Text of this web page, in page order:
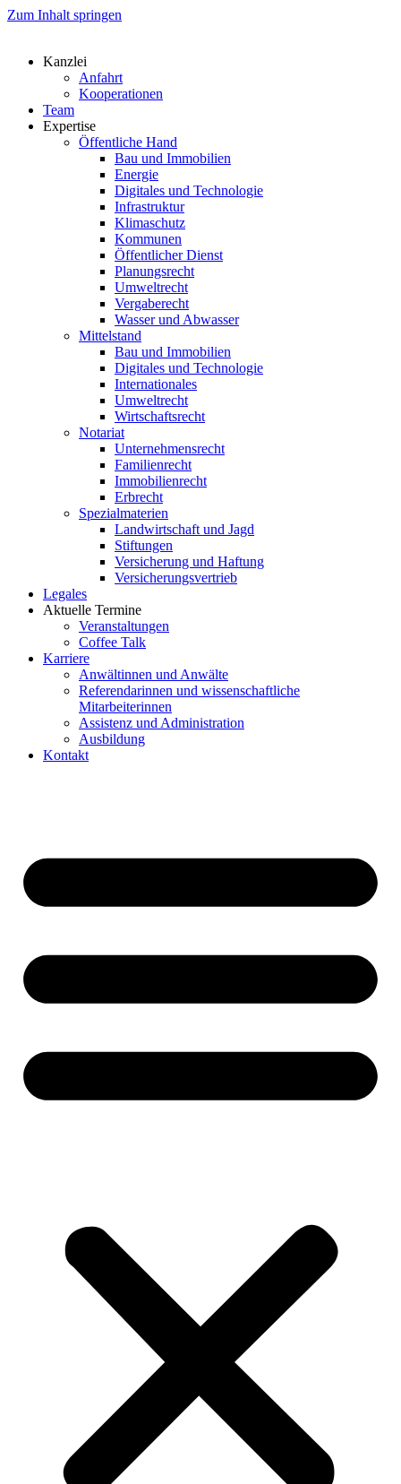
Zum Inhalt springen
Kanzlei
Anfahrt
Kooperationen
Team
Expertise
Öffentliche Hand
Bau und Immobilien
Energie
Digitales und Technologie
Infrastruktur
Klimaschutz
Kommunen
Öffentlicher Dienst
Planungsrecht
Umweltrecht
Vergaberecht
Wasser und Abwasser
Mittelstand
Bau und Immobilien
Digitales und Technologie
Internationales
Umweltrecht
Wirtschaftsrecht
Notariat
Unternehmensrecht
Familienrecht
Immobilienrecht
Erbrecht
Spezialmaterien
Landwirtschaft und Jagd
Stiftungen
Versicherung und Haftung
Versicherungsvertrieb
Legales
Aktuelle Termine
Veranstaltungen
Coffee Talk
Karriere
Anwältinnen und Anwälte
Referendarinnen und wissenschaftliche
Mitarbeiterinnen
Assistenz und Administration
Ausbildung
Kontakt